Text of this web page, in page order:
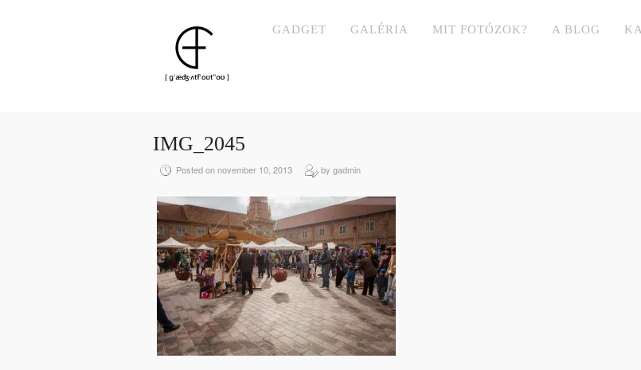
GADGET GALÉRIA MIT FOTÓZOK? A BLOG
IMG_2045
Posted on november 10, 2013 by gadmin